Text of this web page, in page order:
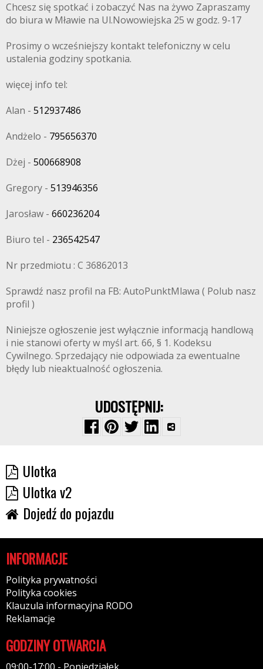
Chcesz się spotkać i zobaczyć Nas na żywo Zapraszamy
do biura w Mławie na Ul.Nowowiejska 25 w godz. 9-17
Prosimy o wcześniejszy kontakt telefoniczny w celu
ustalenia godziny spotkania.
więcej info tel:
Alan - 512937486
Andżelo - 795656370
Dżej - 500668908
Gregory - 513946356
Jarosław - 660236204
Biuro tel - 236542547
Nr przedmiotu : C 36862013
Sprawdź nasz profil na FB: AutoPunktMlawa ( Polub nasz
profil )
Niniejsze ogłoszenie jest wyłącznie informacją handlową
i nie stanowi oferty w myśl art. 66, § 1. Kodeksu
Cywilnego. Sprzedający nie odpowiada za ewentualne
błędy lub nieaktualność ogłoszenia.
UDOSTĘPNIJ:
Ulotka
Ulotka v2
Dojedź do pojazdu
INFORMACJE
Polityka prywatności
Polityka cookies
Klauzula informacyjna RODO
Reklamacje
GODZINY OTWARCIA